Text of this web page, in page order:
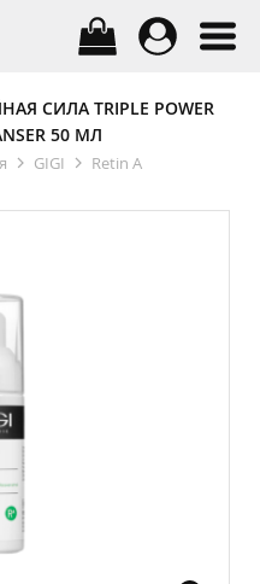
СИЛА TRIPLE POWER
50 МЛ
GIGI Retin A